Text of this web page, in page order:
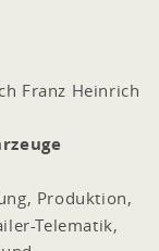
Franz Heinrich
Produktion,
Telematik,